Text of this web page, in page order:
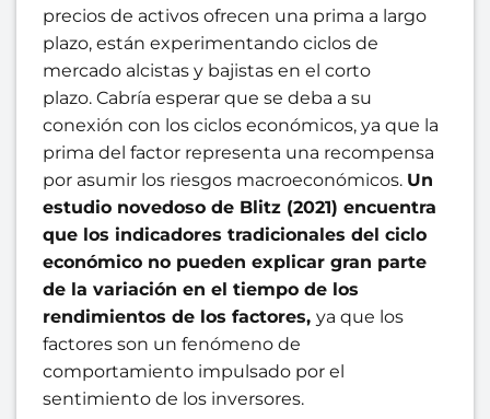
precios de activos ofrecen una prima a largo
plazo, están experimentando ciclos de
mercado alcistas y bajistas en el corto
plazo. Cabría esperar que se deba a su
conexión con los ciclos económicos, ya que la
prima del factor representa una recompensa
por asumir los riesgos macroeconómicos. Un
estudio novedoso de Blitz (2021) encuentra
que los indicadores tradicionales del ciclo
económico no pueden explicar gran parte
de la variación en el tiempo de los
rendimientos de los factores, ya que los
factores son un fenómeno de
comportamiento impulsado por el
sentimiento de los inversores.